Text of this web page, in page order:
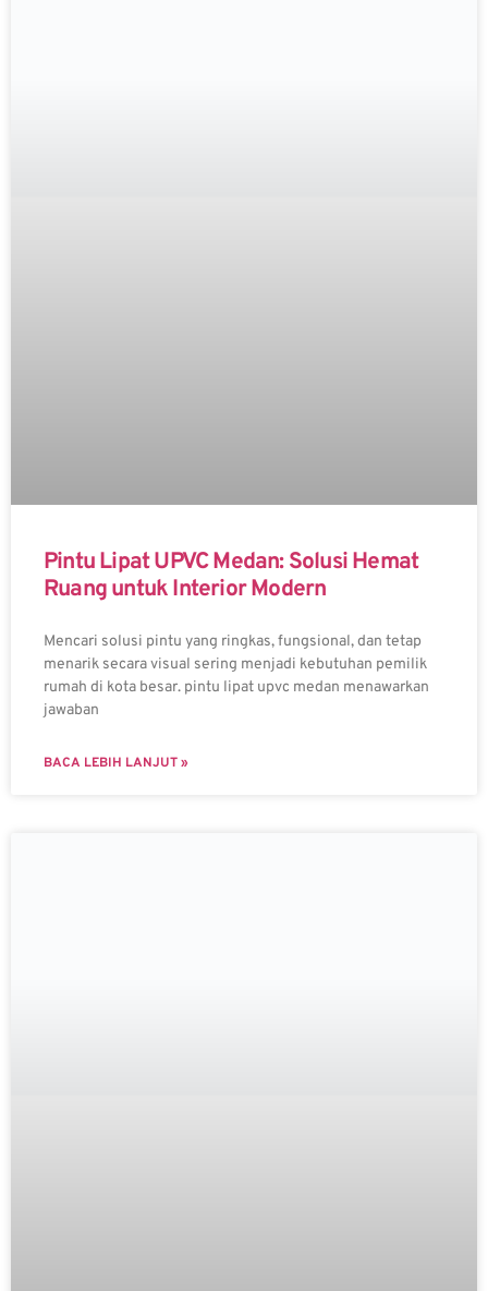
Pintu Lipat UPVC Medan: Solusi Hemat
Ruang untuk Interior Modern
Mencari solusi pintu yang ringkas, fungsional, dan tetap
menarik secara visual sering menjadi kebutuhan pemilik
rumah di kota besar. pintu lipat upvc medan menawarkan
jawaban
BACA LEBIH LANJUT »